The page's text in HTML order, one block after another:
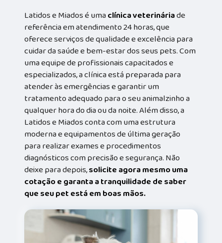
Latidos e Miados é umaclínica veterináriade
referência em atendimento 24 horas, que
oferece serviços de qualidade e excelência para
cuidar da saúde e bem-estar dos seus pets. Com
uma equipe de profissionais capacitados e
especializados, a clínica está preparada para
atender às emergências e garantir um
tratamento adequado para o seu animalzinho a
qualquer hora do dia ou da noite. Além disso, a
Latidos e Miados conta com uma estrutura
moderna e equipamentos de última geração
para realizar exames e procedimentos
diagnósticos com precisão e segurança. Não
deixe para depois,solicite agora mesmo uma
cotação e garanta a tranquilidade de saber
que seu pet está em boas mãos.